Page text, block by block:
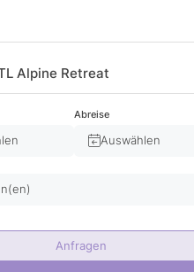
Alpine Retreat
Abreise
Auswählen
0
Anfragen